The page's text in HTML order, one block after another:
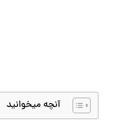
آنچه میخوانید